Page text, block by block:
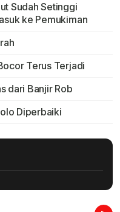
Sudah Setinggi
ke Pemukiman
Terus Terjadi
dari Banjir Rob
Diperbaiki